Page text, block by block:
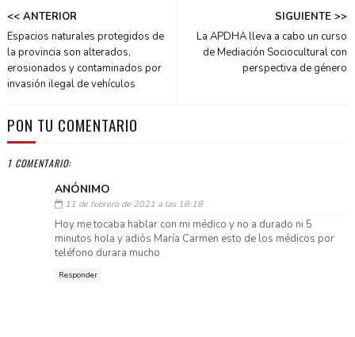
SIGUIENTE >>
La APDHA lleva a cabo un curso
de Mediación Sociocultural con
perspectiva de género
<< ANTERIOR
Espacios naturales protegidos de
la provincia son alterados,
erosionados y contaminados por
invasión ilegal de vehículos
PON TU COMENTARIO
1 COMENTARIO:
ANÓNIMO
11 de febrero de 2021 a las 18:18
Hoy me tocaba hablar con mi médico y no a durado ni 5
minutos hola y adiós María Carmen esto de los médicos por
teléfono durara mucho
Responder